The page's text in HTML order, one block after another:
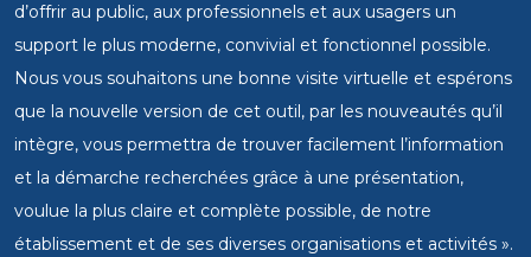
d’offrir au public, aux professionnels et aux usagers un
support le plus moderne, convivial et fonctionnel possible.
Nous vous souhaitons une bonne visite virtuelle et espérons
que la nouvelle version de cet outil, par les nouveautés qu’il
intègre, vous permettra de trouver facilement l’information
et la démarche recherchées grâce à une présentation,
voulue la plus claire et complète possible, de notre
établissement et de ses diverses organisations et activités ».